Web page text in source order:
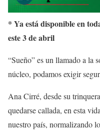
* Ya está disponible en
este 3 de abril
“Sueño” es un llamado a la
núcleo, podamos exigir
Ana Cirré, desde su
quedarse callada, en esta
nuestro país, normalizando